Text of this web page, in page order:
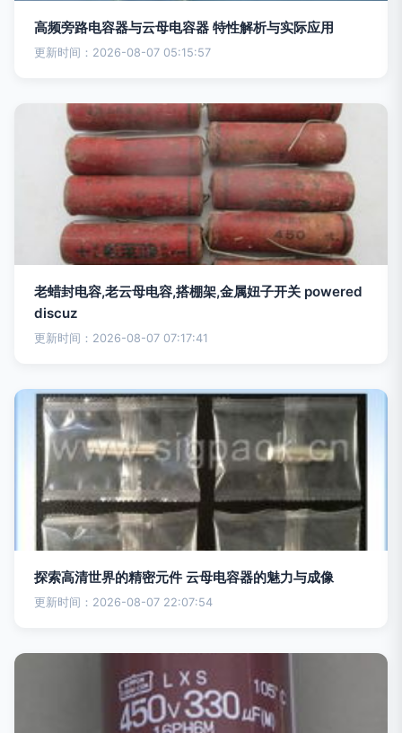
高频旁路电容器与云母电容器 特性解析与实际应用
更新时间：2026-08-07 05:15:57
老蜡封电容,老云母电容,搭棚架,金属妞子开关 powered
discuz
更新时间：2026-08-07 07:17:41
探索高清世界的精密元件 云母电容器的魅力与成像
更新时间：2026-08-07 22:07:54